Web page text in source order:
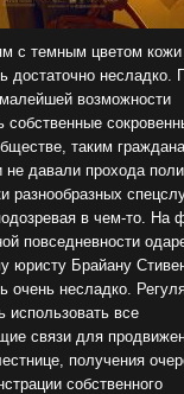
с темным цветом кожи
достаточно несладко.
возможности
собственные
таким
не давали прохода
разнообразных
в чем-то. На
повседневности
юристу Брайану
очень несладко.
использовать все
связи для
получения
собственного